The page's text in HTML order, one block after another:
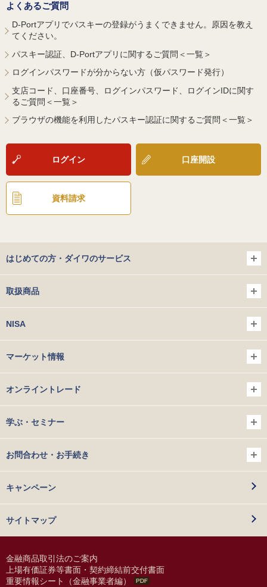
よくあるご質問
D-Portアプリでパスキーの登録がうまくできません。原因を教え
てください。
パスキー認証、D-Portアプリに関するご質問＜一覧＞
ログインパスワードが分からない方（仮パスワード発行）
支店コード、口座番号、ログインパスワード、ログインIDに関す
るご質問＜一覧＞
ブラウザの機能を利用したパスキー認証に関するご質問＜一覧＞
ログイン 口座開設
資料請求
はじめての方・ダイワのサービス
取扱商品
NISA
マーケット情報
オンライントレード
学ぶ・セミナー
お問合わせ・お手続き
キャンペーン
サイトマップ
金融商品取引法のご案内
上場有価証券等書面・契約締結前交付書面
重要情報シート（金融事業者編）